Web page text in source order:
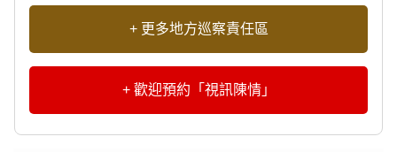
+ 更多地方巡察責任區
+ 歡迎預約「視訊陳情」